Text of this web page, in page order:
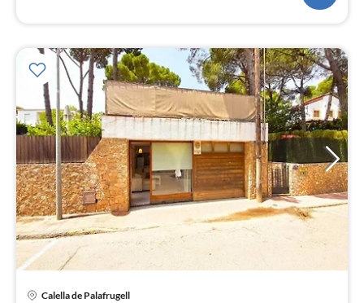
Calella de Palafrugell